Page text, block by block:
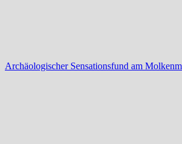
Archäologischer Sensationsfund am